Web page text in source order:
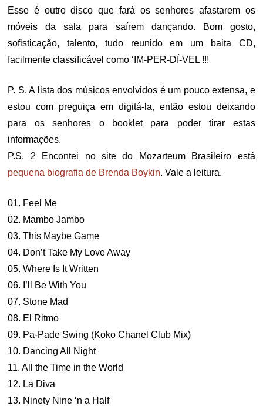
Esse é outro disco que fará os senhores afastarem os
móveis da sala para saírem dançando. Bom gosto,
sofisticação, talento, tudo reunido em um baita CD,
facilmente classificável como ‘IM-PER-DÍ-VEL !!!
P. S. A lista dos músicos envolvidos é um pouco extensa, e
estou com preguiça em digitá-la, então estou deixando
para os senhores o booklet para poder tirar estas
informações.
P.S. 2 Encontei no site do Mozarteum Brasileiro está
pequena biografia de Brenda Boykin. Vale a leitura.
01. Feel Me
02. Mambo Jambo
03. This Maybe Game
04. Don’t Take My Love Away
05. Where Is It Written
06. I’ll Be With You
07. Stone Mad
08. El Ritmo
09. Pa-Pade Swing (Koko Chanel Club Mix)
10. Dancing All Night
11. All the Time in the World
12. La Diva
13. Ninety Nine ‘n a Half